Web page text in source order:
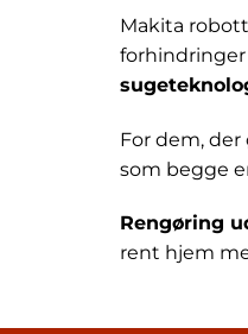
Makita
For dem,
som begge
Rengøring
rent hjem